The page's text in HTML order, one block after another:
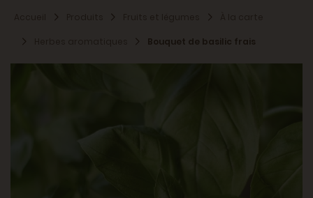
Bouquet de basilic frais